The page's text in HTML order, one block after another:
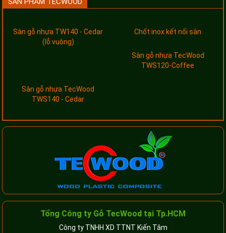
Sàn gỗ nhựa TW140 - Cedar
(lỗ vuông)
Chốt inox kết nối sàn
Sàn gỗ nhựa TecWood
TWS120-Coffee
Sàn gỗ nhựa TecWood
TWS140 - Cedar
Tổng Công ty Gỗ TecWood tại Tp.HCM
Công ty TNHH XD TTNT Kiến Tâm